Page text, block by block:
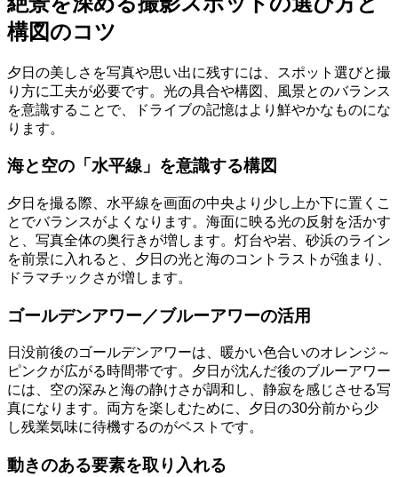
構図のコツ
夕日の美しさを写真や思い出に残すには、スポット選びと撮
り方に工夫が必要です。光の具合や構図、風景とのバランス
を意識することで、ドライブの記憶はより鮮やかなものにな
ります。
海と空の「水平線」を意識する構図
夕日を撮る際、水平線を画面の中央より少し上か下に置くこ
とでバランスがよくなります。海面に映る光の反射を活かす
と、写真全体の奥行きが増します。灯台や岩、砂浜のライン
を前景に入れると、夕日の光と海のコントラストが強まり、
ドラマチックさが増します。
ゴールデンアワー／ブルーアワーの活用
日没前後のゴールデンアワーは、暖かい色合いのオレンジ～
ピンクが広がる時間帯です。夕日が沈んだ後のブルーアワー
には、空の深みと海の静けさが調和し、静寂を感じさせる写
真になります。両方を楽しむために、夕日の30分前から少
し残業気味に待機するのがベストです。
動きのある要素を取り入れる